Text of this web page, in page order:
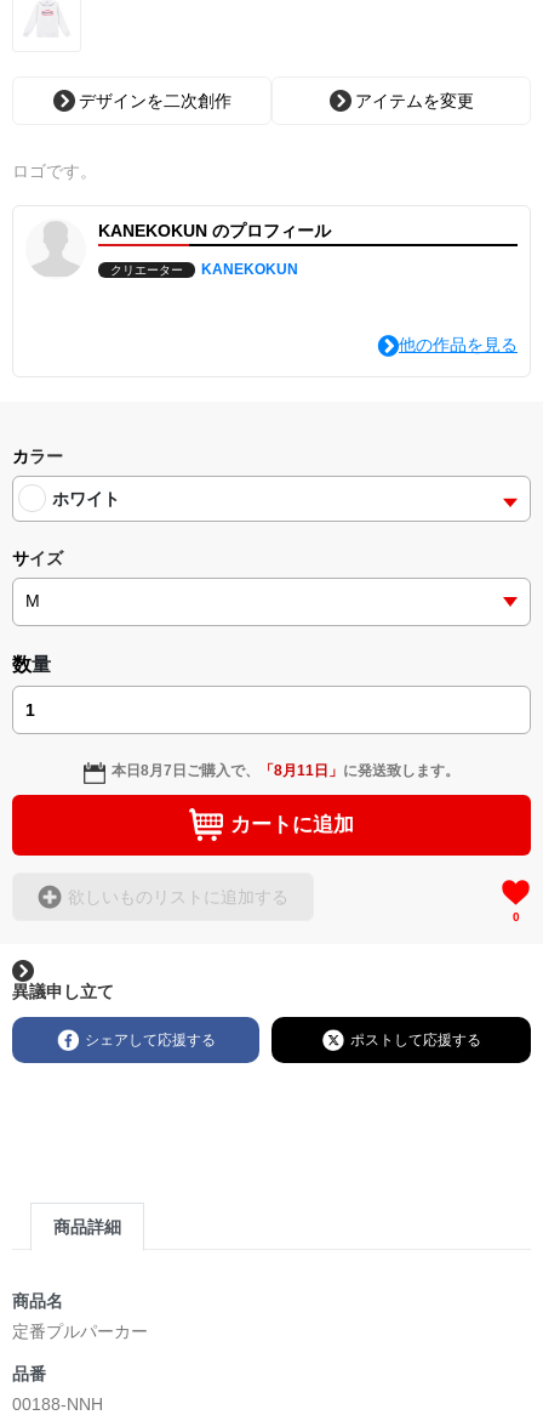
デザインを二次創作 アイテムを変更
ロゴです。
KANEKOKUN のプロフィール
クリエーター KANEKOKUN
他の作品を見る
カラー
ホワイト
サイズ
数量
本日8月7日 ご購入で、 「8月11日 」 に発送致します。
カートに追加
欲しいものリストに追加する
0
異議申し立て
シェアして応援する ポストして応援する
商品詳細
商品名
定番プルパーカー
品番
00188-NNH